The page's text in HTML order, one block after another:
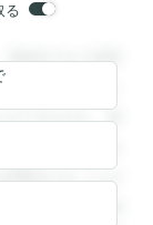
る
録すると回答
閲覧すること
できます。登
すると回答を
覧することが
きます。登録